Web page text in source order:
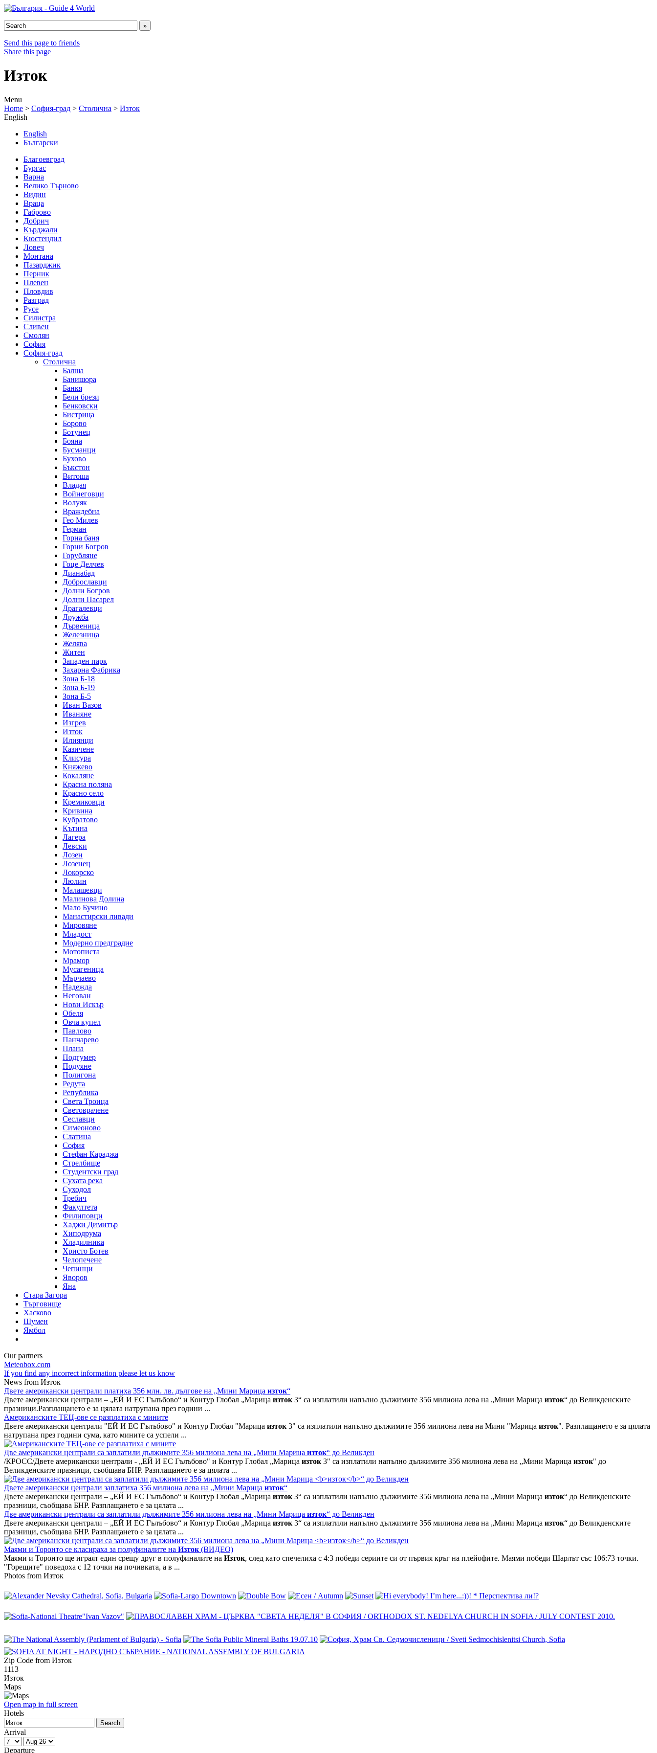
Send this page to friends
Share this page
Изток
Menu
Home > София-град > Столична > Изток
English
English
Български
Благоевград
Бургас
Варна
Велико Търново
Видин
Враца
Габрово
Добрич
Кърджали
Кюстендил
Ловеч
Монтана
Пазарджик
Перник
Плевен
Пловдив
Разград
Русе
Силистра
Сливен
Смолян
София
София-град
Столична
Балша
Банишора
Банкя
Бели брези
Бенковски
Бистрица
Борово
Ботунец
Бояна
Бусманци
Бухово
Бъкстон
Витоша
Владая
Войнеговци
Волуяк
Враждебна
Гео Милев
Герман
Горна баня
Горни Богров
Горубляне
Гоце Делчев
Дианабад
Доброславци
Долни Богров
Долни Пасарел
Драгалевци
Дружба
Дървеница
Железница
Желява
Житен
Западен парк
Захарна Фабрика
Зона Б-18
Зона Б-19
Зона Б-5
Иван Вазов
Иваняне
Изгрев
Изток
Илиянци
Казичене
Клисура
Княжево
Кокаляне
Красна поляна
Красно село
Кремиковци
Кривина
Кубратово
Кътина
Лагера
Левски
Лозен
Лозенец
Локорско
Люлин
Малашевци
Малинова Долина
Мало Бучино
Манастирски ливади
Мировяне
Младост
Модерно предградие
Мотописта
Мрамор
Мусагеница
Мърчаево
Надежда
Негован
Нови Искър
Обеля
Овча купел
Павлово
Панчарево
Плана
Подгумер
Подуяне
Полигона
Редута
Република
Света Троица
Световрачене
Сеславци
Симеоново
Слатина
София
Стефан Караджа
Стрелбище
Студентски град
Сухата река
Суходол
Требич
Факултета
Филиповци
Хаджи Димитър
Хиподрума
Хладилника
Христо Ботев
Челопечене
Чепинци
Яворов
Яна
Стара Загора
Търговище
Хасково
Шумен
Ямбол
Our partners
Meteobox.com
If you find any incorrect information please let us know
News from Изток
Двете американски централи платиха 356 млн. лв. дългове на „Мини Марица изток“
Двете американски централи – „ЕЙ И ЕС Гълъбово“ и Контур Глобал „Марица изток 3“ са изплатили напълно дължимите 356 милиона лева на „Мини Марица изток“ до Великденските
празници.Разплащането е за цялата натрупана през години ...
Американските ТЕЦ-ове се разплатиха с мините
Двете американски централи "ЕЙ И ЕС Гълъбово" и Контур Глобал "Марица изток 3" са изплатили напълно дължимите 356 милиона лева на Мини "Марица изток". Разплащането е за цялата
натрупана през години сума, като мините са успели ...
Две американски централи са заплатили дължимите 356 милиона лева на „Мини Марица изток“ до Великден
/КРОСС/Двете американски централи - „ЕЙ И ЕС Гълъбово" и Контур Глобал „Марица изток 3" са изплатили напълно дължимите 356 милиона лева на „Мини Марица изток" до
Великденските празници, съобщава БНР. Разплащането е за цялата ...
Двете американски централи заплатиха 356 милиона лева на „Мини Марица изток“
Двете американски централи – „ЕЙ И ЕС Гълъбово“ и Контур Глобал „Марица изток 3“ са изплатили напълно дължимите 356 милиона лева на „Мини Марица изток“ до Великденските
празници, съобщава БНР. Разплащането е за цялата ...
Две американски централи са заплатили дължимите 356 милиона лева на „Мини Марица изток“ до Великден
Двете американски централи – „ЕЙ И ЕС Гълъбово“ и Контур Глобал „Марица изток 3“ са изплатили напълно дължимите 356 милиона лева на „Мини Марица изток“ до Великденските
празници, съобщава БНР. Разплащането е за цялата ...
Маями и Торонто се класираха за полуфиналите на Изток (ВИДЕО)
Маями и Торонто ще играят един срещу друг в полуфиналите на Изток, след като спечелиха с 4:3 победи сериите си от първия кръг на плейофите. Маями победи Шарлът със 106:73 точки.
"Горещите" поведоха с 12 точки на почивката, а в ...
Photos from Изток
Zip Code from Изток
1113
Изток
Maps
Open map in full screen
Hotels
Arrival
Departure